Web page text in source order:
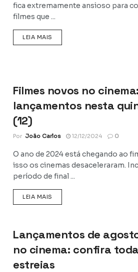
fica extremamente ansioso para
filmes que ...
LEIA MAIS
Filmes novos no
lançamentos nesta
(12)
Por João Carlos 12/12/2024 0
O ano de 2024 está chegando ao
isso os cinemas desaceleraram.
período de final ...
LEIA MAIS
Lançamentos de
no cinema: confira
estreias